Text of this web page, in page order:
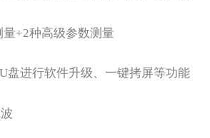
+2种高级参数测量
盘进行软件升级、一键拷屏等功能